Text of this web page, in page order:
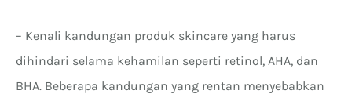
– Kenali kandungan produk skincare yang harus
dihindari selama kehamilan seperti retinol, AHA, dan
BHA. Beberapa kandungan yang rentan menyebabkan